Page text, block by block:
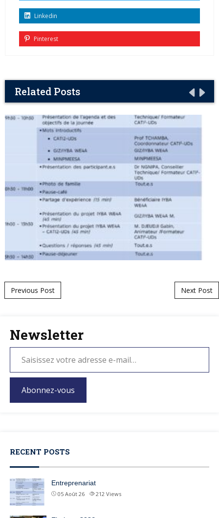
Linkedin
Pinterest
Related Posts
Post navigation
Previous Post Next Post
Newsletter
Abonnez-vous
RECENT POSTS
Entreprenariat
05 Août 26 212 Views